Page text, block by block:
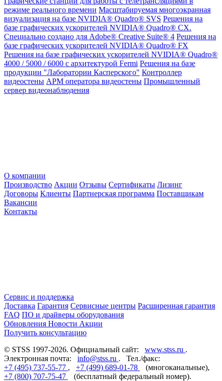
режиме реального времени Масштабируемая многоэкранная
визуализация на базе NVIDIA® Quadro® SVS Решения на
базе графических ускорителей NVIDIA® Quadro® CX.
Специально создано для Adobe® Creative Suite® 4 Решения на
базе графических ускорителей NVIDIA® Quadro® FX
Решения на базе графических ускорителей NVIDIA® Quadro®
4000 / 5000 / 6000 с архитектурой Fermi Решения на базе
продукции "Лаборатории Касперского" Контроллер
видеостены АРМ оператора видеостены Промышленный
сервер видеонаблюдения
О компании
Производство Акции Отзывы Сертификаты Лизинг
Договоры Клиенты Партнерская программа Поставщикам
Вакансии
Контакты
Сервис и поддержка
Доставка Гарантия Сервисные центры Расширенная гарантия
FAQ ПО и драйверы оборудования
Обновления Новости Акции
Получить консультацию
© STSS 1997-2026. Официальный сайт: www.stss.ru .
Электронная почта: info@stss.ru . Тел./факс:
+7 (495) 737-55-77 , +7 (499) 689-01-78
(многоканальные),
+7 (800) 707-75-47
(бесплатный федеральный номер).